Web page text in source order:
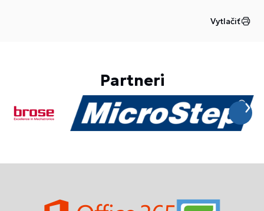
Vytlačiť
Partneri